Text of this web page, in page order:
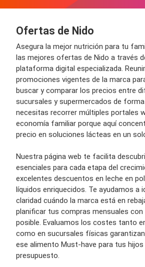
Ofertas de Nido
Asegura la mejor nutrición para tu
las mejores ofertas de Nido a través
plataforma digital especializada.
promociones vigentes de la marca
buscar y comparar los precios entre
sucursales y supermercados de
necesitas recorrer múltiples portales
economía familiar porque aquí
precio en soluciones lácteas en un
Nuestra página web te facilita
esenciales para cada etapa del
excelentes descuentos en leche en
líquidos enriquecidos. Te ayudamos a
claridad cuándo la marca está en
planificar tus compras mensuales con
posible. Evaluamos los costes tanto
como en sucursales físicas
ese alimento Must-have para tus
presupuesto.